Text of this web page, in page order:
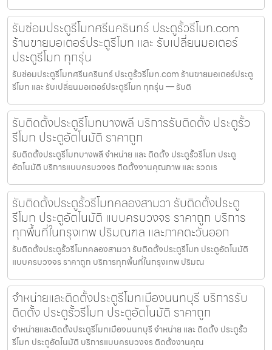
รับซ่อมประตูรีโมทศรีนครินทร์ ประตูรั้วรีโมท.com
ร้านขายมอเตอร์ประตูรีโมท และ รับเปลี่ยนมอเตอร์
ประตูรีโมท ทุกรุ่น
รับซ่อมประตูรีโมทศรีนครินทร์ ประตูรั้วรีโมท.com ร้านขายมอเตอร์ประตู
รีโมท และ รับเปลี่ยนมอเตอร์ประตูรีโมท ทุกรุ่น — รับติ
รับติดตั้งประตูรีโมทบางพลี บริการรับติดตั้ง ประตูรั้ว
รีโมท ประตูอัตโนมัติ ราคาถูก
รับติดตั้งประตูรีโมทบางพลี จำหน่าย และ ติดตั้ง ประตูรั้วรีโมท ประตู
อัตโนมัติ บริการแบบครบวงจร ติดตั้งงานคุณภาพ และ รวดเร
รับติดตั้งประตูรั้วรีโมทคลองสามวา รับติดตั้งประตู
รีโมท ประตูอัตโนมัติ แบบครบวงจร ราคาถูก บริการ
ทุกพื้นที่ในกรุงเทพ ปริมณฑล และภาคตะวันออก
รับติดตั้งประตูรั้วรีโมทคลองสามวา รับติดตั้งประตูรีโมท ประตูอัตโนมัติ
แบบครบวงจร ราคาถูก บริการทุกพื้นที่ในกรุงเทพ ปริมณ
จำหน่ายและติดตั้งประตูรีโมทเมืองนนทบุรี บริการรับ
ติดตั้ง ประตูรั้วรีโมท ประตูอัตโนมัติ ราคาถูก
จำหน่ายและติดตั้งประตูรีโมทเมืองนนทบุรี จำหน่าย และ ติดตั้ง ประตูรั้ว
รีโมท ประตูอัตโนมัติ บริการแบบครบวงจร ติดตั้งงานคุณ